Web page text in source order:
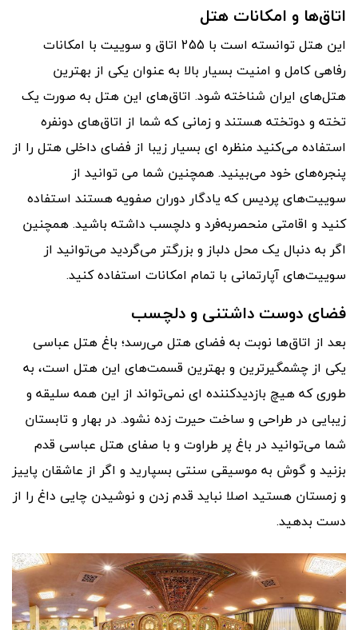
اتاق‌ها و امکانات هتل
این هتل توانسته است با 255 اتاق و سوییت با امکانات
رفاهی کامل و امنیت بسیار بالا به عنوان یکی از بهترین
هتل‌های ایران شناخته شود. اتاق‌های این هتل به صورت یک
تخته و دوتخته هستند و زمانی که شما از اتاق‌های دو‌نفره
استفاده می‌کنید منظره ای بسیار زیبا از فضای داخلی هتل را از
پنجره‌های خود می‌بینید. همچنین شما می توانید از
سوییت‌های پردیس که یادگار دوران صفویه هستند استفاده
کنید و اقامتی منحصر‌به‌فرد و دلچسب داشته باشید. همچنین
اگر به دنبال یک محل دلباز و بزرگتر می‌گردید می‌توانید از
سوییت‌های آپارتمانی با تمام امکانات استفاده کنید.
فضای دوست داشتنی و دلچسب
بعد از اتاق‌ها نوبت به فضای هتل می‌رسد؛ باغ هتل عباسی
یکی از چشمگیر‌ترین و بهترین قسمت‌های این هتل است، به
طوری که هیچ بازدید‌کننده ای نمی‌تواند از این همه سلیقه و
زیبایی در طراحی و ساخت حیرت زده نشود. در بهار و تابستان
شما می‌توانید در باغ پر طراوت و با صفای هتل عباسی قدم
بزنید و گوش به موسیقی سنتی بسپارید و اگر از عاشقان پاییز
و زمستان هستید اصلا نباید قدم زدن و نوشیدن چایی داغ را از
دست بدهید.